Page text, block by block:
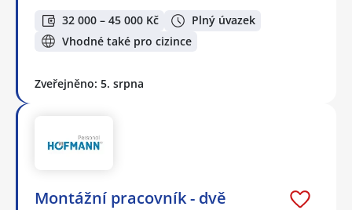
32 000 – 45 000 Kč
Plný úvazek
Vhodné také pro cizince
Zveřejněno: 5. srpna
Montážní pracovník - dvě